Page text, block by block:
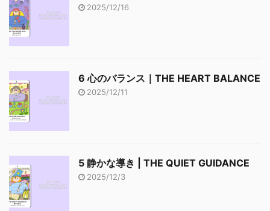
2025/12/16
6 心のバランス｜THE HEART BALANCE
2025/12/11
5 静かな導き | THE QUIET GUIDANCE
2025/12/3